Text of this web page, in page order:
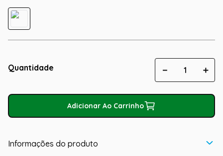
Quantidade ＋
－
Adicionar Ao Carrinho
Informações do produto